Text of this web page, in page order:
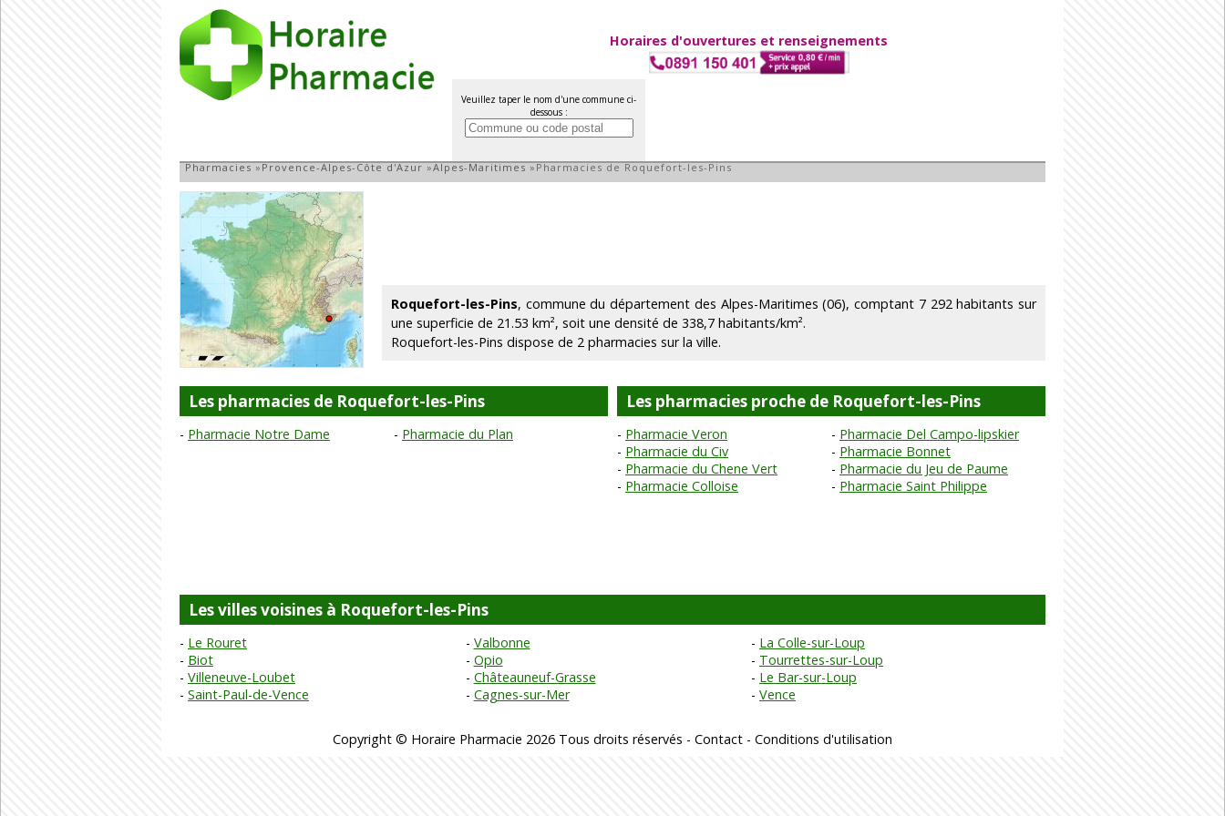
Horaires d'ouvertures et renseignements
Veuillez taper le nom d'une commune ci-
dessous :
Pharmacie à Roquefort-les-Pins
Pharmacies»Provence-Alpes-Côte d'Azur»Alpes-Maritimes»Pharmacies de Roquefort-les-Pins
Roquefort-les-Pins, commune du département des Alpes-Maritimes (06), comptant 7 292 habitants sur
une superficie de 21.53 km², soit une densité de 338,7 habitants/km².
Roquefort-les-Pins dispose de 2 pharmacies sur la ville.
Les pharmacies de Roquefort-les-Pins
Pharmacie Notre Dame Pharmacie du Plan
Les pharmacies proche de Roquefort-les-Pins
Pharmacie Veron
Pharmacie Del Campo-lipskier
Pharmacie du Civ
Pharmacie Bonnet
Pharmacie du Chene Vert
Pharmacie du Jeu de Paume
Pharmacie Colloise
Pharmacie Saint Philippe
Les villes voisines à Roquefort-les-Pins
Le Rouret Valbonne
La Colle-sur-Loup
Biot
Opio
Tourrettes-sur-Loup
Villeneuve-Loubet
Châteauneuf-Grasse
Le Bar-sur-Loup
Saint-Paul-de-Vence
Cagnes-sur-Mer Vence
Copyright © Horaire Pharmacie 2026 Tous droits réservés - Contact - Conditions d'utilisation